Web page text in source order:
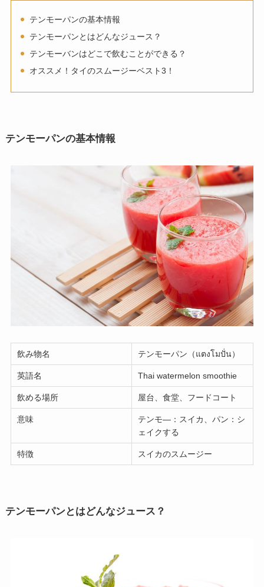
テンモーパンの基本情報
テンモーパンとはどんなジュース？
テンモーバンはどこで飲むことができる？
オススメ！タイのスムージーベスト3！
テンモーパンの基本情報
飲み物名 テンモーパン（แตงโมปั่น）
英語名 Thai watermelon smoothie
飲める場所 屋台、食堂、フードコート
意味
テンモ―：スイカ、パン：シ
ェイクする
特徴 スイカのスムージー
テンモーパンとはどんなジュース？